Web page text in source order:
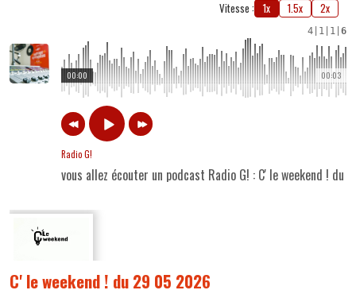
Vitesse : 1x 1.5x 2x
4 1 1 6
00:03
00:00
Radio G!
vous allez écouter un podcast Radio G! : C' le weekend ! du
C' le weekend ! du 29 05 2026